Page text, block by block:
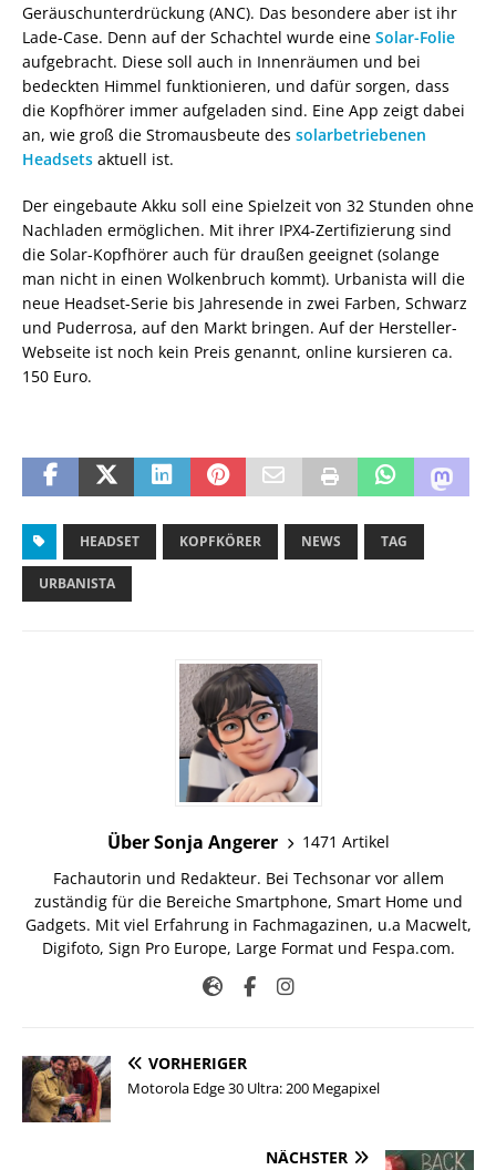
Geräuschunterdrückung (ANC). Das besondere aber ist ihr
Lade-Case. Denn auf der Schachtel wurde eine Solar-Folie
aufgebracht. Diese soll auch in Innenräumen und bei
bedeckten Himmel funktionieren, und dafür sorgen, dass
die Kopfhörer immer aufgeladen sind. Eine App zeigt dabei
an, wie groß die Stromausbeute des solarbetriebenen
Headsets aktuell ist.
Der eingebaute Akku soll eine Spielzeit von 32 Stunden ohne
Nachladen ermöglichen. Mit ihrer IPX4-Zertifizierung sind
die Solar-Kopfhörer auch für draußen geeignet (solange
man nicht in einen Wolkenbruch kommt). Urbanista will die
neue Headset-Serie bis Jahresende in zwei Farben, Schwarz
und Puderrosa, auf den Markt bringen. Auf der Hersteller-
Webseite ist noch kein Preis genannt, online kursieren ca.
150 Euro.
HEADSET KOPFKÖRER NEWS TAG
URBANISTA
Über Sonja Angerer
1471 Artikel
Fachautorin und Redakteur. Bei Techsonar vor allem
zuständig für die Bereiche Smartphone, Smart Home und
Gadgets. Mit viel Erfahrung in Fachmagazinen, u.a Macwelt,
Digifoto, Sign Pro Europe, Large Format und Fespa.com.
VORHERIGER
Motorola Edge 30 Ultra: 200 Megapixel
NÄCHSTER